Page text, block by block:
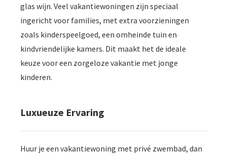
glas wijn. Veel vakantiewoningen zijn speciaal
ingericht voor families, met extra voorzieningen
zoals kinderspeelgoed, een omheinde tuin en
kindvriendelijke kamers. Dit maakt het de ideale
keuze voor een zorgeloze vakantie met jonge
kinderen.
Luxueuze Ervaring
Huur je een vakantiewoning met privé zwembad, dan